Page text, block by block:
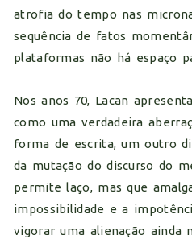
atrofia do tempo nas
sequência de fatos
plataformas não há espaço
Nos anos 70, Lacan
como uma verdadeira
forma de escrita, um outro
da mutação do discurso do
permite laço, mas que
impossibilidade e a
vigorar uma alienação ainda